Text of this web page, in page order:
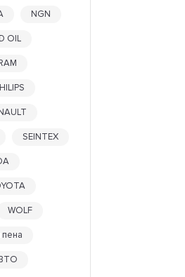
NGN
OIL
SEINTEX
WOLF
пена